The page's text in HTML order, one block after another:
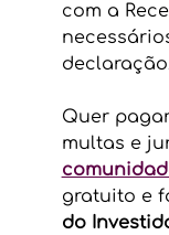
com a
Quer
multas e
gratuito e
do